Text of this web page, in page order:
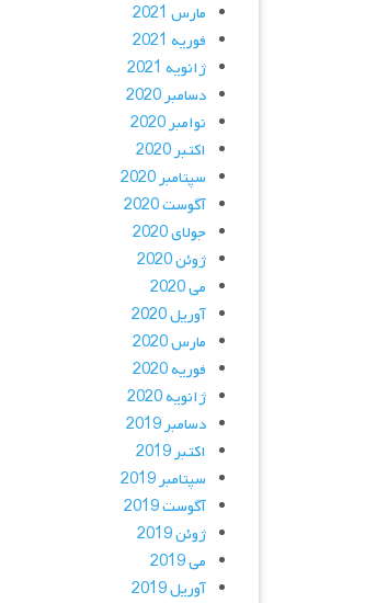
مارس 2021
فوریه 2021
ژانویه 2021
دسامبر 2020
نوامبر 2020
اکتبر 2020
سپتامبر 2020
آگوست 2020
جولای 2020
ژوئن 2020
می 2020
آوریل 2020
مارس 2020
فوریه 2020
ژانویه 2020
دسامبر 2019
اکتبر 2019
سپتامبر 2019
آگوست 2019
ژوئن 2019
می 2019
آوریل 2019